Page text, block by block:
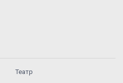
Театр